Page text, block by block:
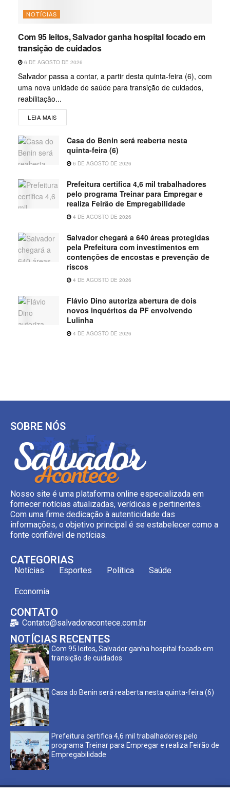
NOTÍCIAS
Com 95 leitos, Salvador ganha hospital focado em
transição de cuidados
6 DE AGOSTO DE 2026
Salvador passa a contar, a partir desta quinta-feira (6), com
uma nova unidade de saúde para transição de cuidados,
reabilitação...
LEIA MAIS
Casa do Benin será reaberta nesta
quinta-feira (6)
6 DE AGOSTO DE 2026
Prefeitura certifica 4,6 mil trabalhadores
pelo programa Treinar para Empregar e
realiza Feirão de Empregabilidade
4 DE AGOSTO DE 2026
Salvador chegará a 640 áreas protegidas
pela Prefeitura com investimentos em
contenções de encostas e prevenção de
riscos
4 DE AGOSTO DE 2026
Flávio Dino autoriza abertura de dois
novos inquéritos da PF envolvendo
Lulinha
4 DE AGOSTO DE 2026
SOBRE NÓS
Nosso site é uma plataforma online especializada em
fornecer notícias atualizadas, verídicas e pertinentes.
Com uma firme dedicação à autenticidade das
informações, o objetivo principal é se estabelecer como a
fonte confiável de notícias.
CATEGORIAS
Notícias Esportes Política Saúde
Economia
CONTATO
Contato@salvadoracontece.com.br
NOTÍCIAS RECENTES
Com 95 leitos, Salvador ganha hospital focado em
transição de cuidados
Casa do Benin será reaberta nesta quinta-feira (6)
Prefeitura certifica 4,6 mil trabalhadores pelo
programa Treinar para Empregar e realiza Feirão de
Empregabilidade